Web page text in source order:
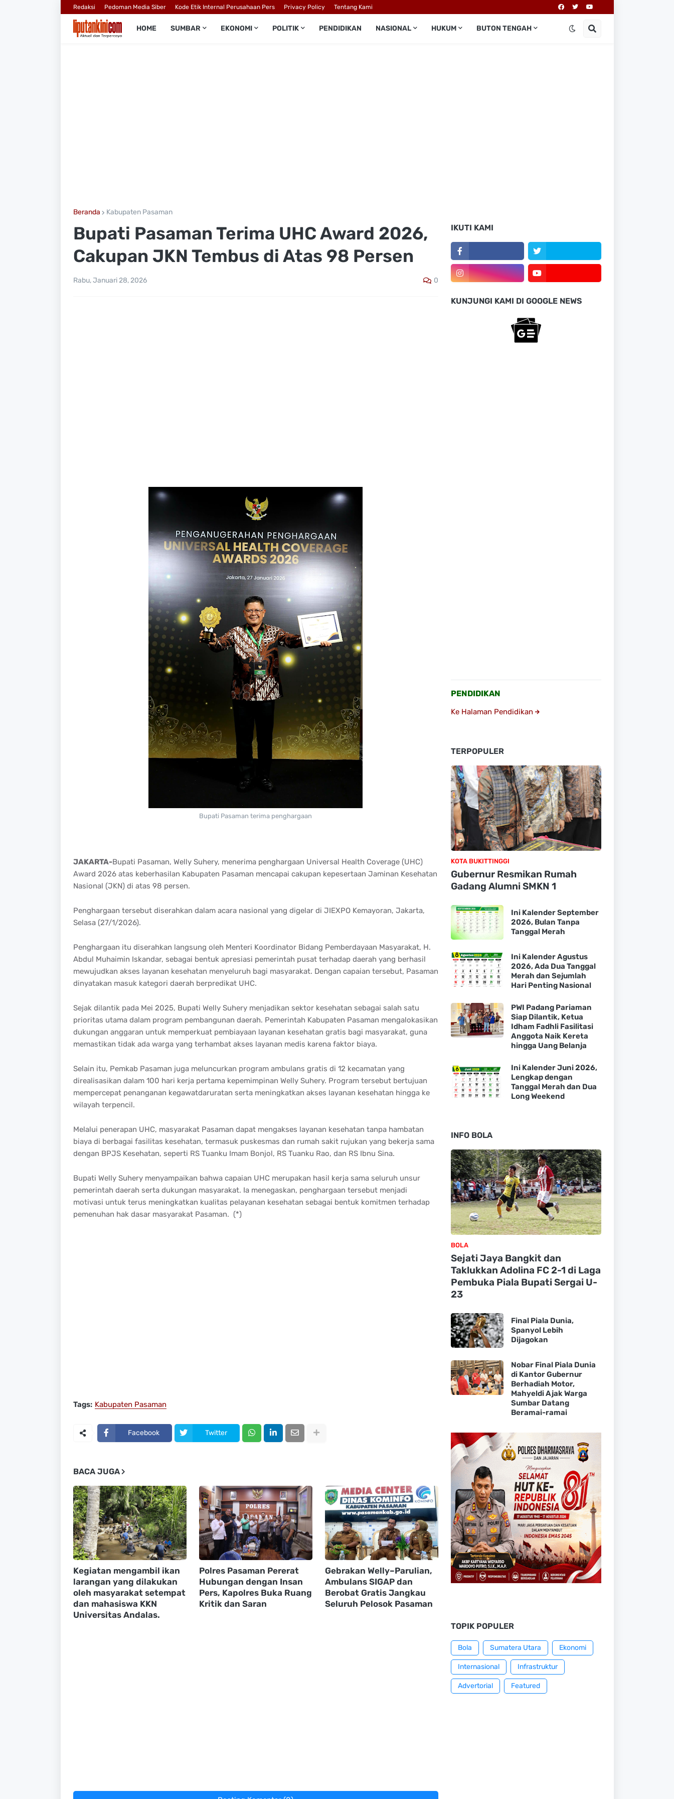
Redaksi Pedoman Media Siber Kode Etik Internal Perusahaan Pers Privacy Policy Tentang Kami
HOME SUMBAR EKONOMI POLITIK PENDIDIKAN NASIONAL HUKUM BUTON TENGAH
Beranda Kabupaten Pasaman
Bupati Pasaman Terima UHC Award 2026,
Cakupan JKN Tembus di Atas 98 Persen
Rabu, Januari 28, 2026 0
Bupati Pasaman terima penghargaan
JAKARTA-Bupati Pasaman, Welly Suhery, menerima penghargaan Universal Health Coverage (UHC)
Award 2026 atas keberhasilan Kabupaten Pasaman mencapai cakupan kepesertaan Jaminan Kesehatan
Nasional (JKN) di atas 98 persen.
Penghargaan tersebut diserahkan dalam acara nasional yang digelar di JIEXPO Kemayoran, Jakarta,
Selasa (27/1/2026).
Penghargaan itu diserahkan langsung oleh Menteri Koordinator Bidang Pemberdayaan Masyarakat, H.
Abdul Muhaimin Iskandar, sebagai bentuk apresiasi pemerintah pusat terhadap daerah yang berhasil
mewujudkan akses layanan kesehatan menyeluruh bagi masyarakat. Dengan capaian tersebut, Pasaman
dinyatakan masuk kategori daerah berpredikat UHC.
Sejak dilantik pada Mei 2025, Bupati Welly Suhery menjadikan sektor kesehatan sebagai salah satu
prioritas utama dalam program pembangunan daerah. Pemerintah Kabupaten Pasaman mengalokasikan
dukungan anggaran untuk memperkuat pembiayaan layanan kesehatan gratis bagi masyarakat, guna
memastikan tidak ada warga yang terhambat akses layanan medis karena faktor biaya.
Selain itu, Pemkab Pasaman juga meluncurkan program ambulans gratis di 12 kecamatan yang
direalisasikan dalam 100 hari kerja pertama kepemimpinan Welly Suhery. Program tersebut bertujuan
mempercepat penanganan kegawatdaruratan serta meningkatkan akses layanan kesehatan hingga ke
wilayah terpencil.
Melalui penerapan UHC, masyarakat Pasaman dapat mengakses layanan kesehatan tanpa hambatan
biaya di berbagai fasilitas kesehatan, termasuk puskesmas dan rumah sakit rujukan yang bekerja sama
dengan BPJS Kesehatan, seperti RS Tuanku Imam Bonjol, RS Tuanku Rao, dan RS Ibnu Sina.
Bupati Welly Suhery menyampaikan bahwa capaian UHC merupakan hasil kerja sama seluruh unsur
pemerintah daerah serta dukungan masyarakat. Ia menegaskan, penghargaan tersebut menjadi
motivasi untuk terus meningkatkan kualitas pelayanan kesehatan sebagai bentuk komitmen terhadap
pemenuhan hak dasar masyarakat Pasaman. (*)
Tags: Kabupaten Pasaman
Facebook Twitter
BACA JUGA
Kegiatan mengambil ikan
larangan yang dilakukan
oleh masyarakat setempat
dan mahasiswa KKN
Universitas Andalas.
Polres Pasaman Pererat
Hubungan dengan Insan
Pers, Kapolres Buka Ruang
Kritik dan Saran
Gebrakan Welly–Parulian,
Ambulans SIGAP dan
Berobat Gratis Jangkau
Seluruh Pelosok Pasaman
IKUTI KAMI
KUNJUNGI KAMI DI GOOGLE NEWS
PENDIDIKAN
Ke Halaman Pendidikan
TERPOPULER
KOTA BUKITTINGGI
Gubernur Resmikan Rumah
Gadang Alumni SMKN 1
Ini Kalender September
2026, Bulan Tanpa
Tanggal Merah
Ini Kalender Agustus
2026, Ada Dua Tanggal
Merah dan Sejumlah
Hari Penting Nasional
PWI Padang Pariaman
Siap Dilantik, Ketua
Idham Fadhli Fasilitasi
Anggota Naik Kereta
hingga Uang Belanja
Ini Kalender Juni 2026,
Lengkap dengan
Tanggal Merah dan Dua
Long Weekend
INFO BOLA
BOLA
Sejati Jaya Bangkit dan
Taklukkan Adolina FC 2-1 di Laga
Pembuka Piala Bupati Sergai U-
23
Final Piala Dunia,
Spanyol Lebih
Dijagokan
Nobar Final Piala Dunia
di Kantor Gubernur
Berhadiah Motor,
Mahyeldi Ajak Warga
Sumbar Datang
Beramai-ramai
TOPIK POPULER
Bola Sumatera Utara Ekonomi
Internasional Infrastruktur
Advertorial Featured